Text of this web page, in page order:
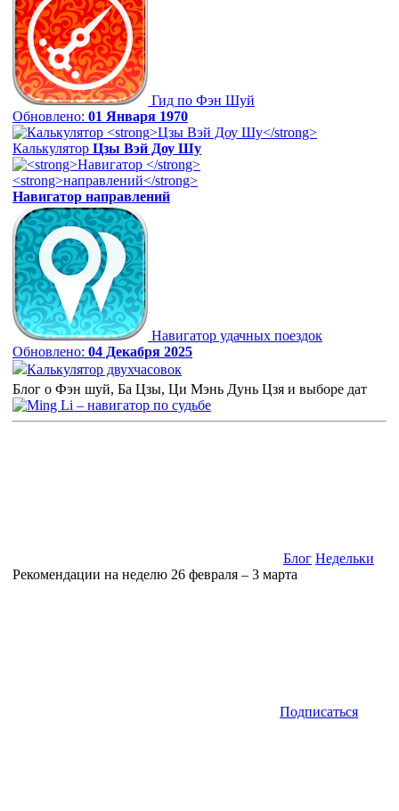
Гид по Фэн Шуй
Обновлено: 01 Января 1970
Калькулятор Цзы Вэй Доу Шу
Навигатор направлений
Навигатор удачных поездок
Обновлено: 04 Декабря 2025
Калькулятор двухчасовок
Блог о Фэн шуй, Ба Цзы, Ци Мэнь Дунь Цзя и выборе дат
Блог Недельки
Рекомендации на неделю 26 февраля – 3 марта
Подписаться